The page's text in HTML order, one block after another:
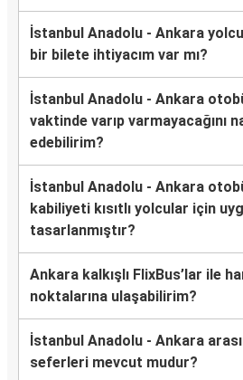
İstanbul Anadolu - Ankara
bir bilete ihtiyacım var mı?
İstanbul Anadolu - Ankara
vaktinde varıp varmayacağını
edebilirim?
İstanbul Anadolu - Ankara
kabiliyeti kısıtlı yolcular için
tasarlanmıştır?
Ankara kalkışlı FlixBus’lar ile
noktalarına ulaşabilirim?
İstanbul Anadolu - Ankara
seferleri mevcut mudur?